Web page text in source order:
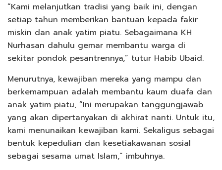
“Kami melanjutkan tradisi yang baik ini, dengan
setiap tahun memberikan bantuan kepada fakir
miskin dan anak yatim piatu. Sebagaimana KH
Nurhasan dahulu gemar membantu warga di
sekitar pondok pesantrennya,” tutur Habib Ubaid.
Menurutnya, kewajiban mereka yang mampu dan
berkemampuan adalah membantu kaum duafa dan
anak yatim piatu, “Ini merupakan tanggungjawab
yang akan dipertanyakan di akhirat nanti. Untuk itu,
kami menunaikan kewajiban kami. Sekaligus sebagai
bentuk kepedulian dan kesetiakawanan sosial
sebagai sesama umat Islam,” imbuhnya.